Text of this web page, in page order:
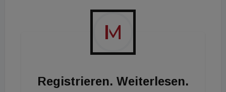
ressourcenschonende und emissionsarme Stadt.
Das Gebäude wird am nordöstlichen Punkt des
neuen Stadtteils errichtet und profitiert somit von
einer hervorragenden Visibilität", so Jenni Wenkel,
Real Estate Austria. Markus Münzer, Partner bei
Registrieren. Weiterlesen.